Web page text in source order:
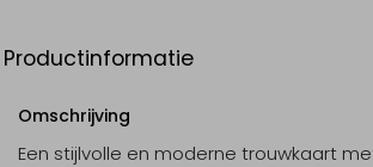
Productinformatie
Omschrijving
Een stijlvolle en moderne trouwkaart